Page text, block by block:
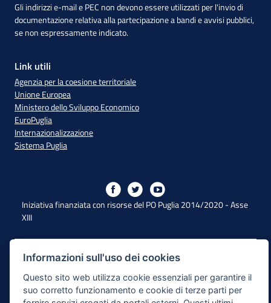
Gli indirizzi e-mail e PEC non devono essere utilizzati per l'invio di
documentazione relativa alla partecipazione a bandi e avvisi pubblici,
se non espressamente indicato.
Link utili
Agenzia per la coesione territoriale
Unione Europea
Ministero dello Sviluppo Economico
EuroPuglia
Internazionalizzazione
Sistema Puglia
Iniziativa finanziata con risorse del PO Puglia 2014/2020 - Asse
XIII
Dichiarazione di Accessibilità
Note Legali
Informazioni sull'uso dei cookies
Questo sito web utilizza cookie essenziali per garantire il
suo corretto funzionamento e cookie di terze parti per